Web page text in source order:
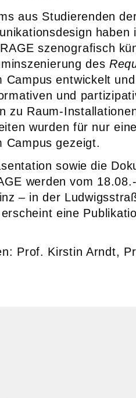
aus Studierenden
haben
szenografisch
des
Campus entwickelt
und
zu Raum-
wurden für nur
Campus gezeigt.
sowie die
werden vom
– in der
eine
Prof. Kirstin Arndt,